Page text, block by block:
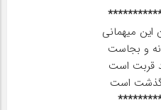
این میهمانی
و بجاست
قربت است
و گذشت است